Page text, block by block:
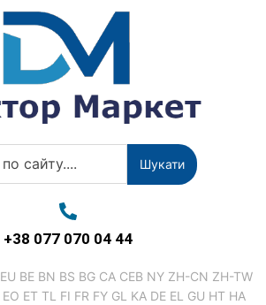
Шукати
+38 077 070 04 44
EU BE BN BS BG CA CEB NY ZH-CN ZH-TW
EO ET TL FI FR FY GL KA DE EL GU HT HA